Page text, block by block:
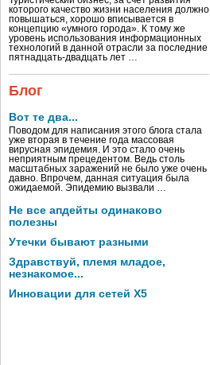
которого качество жизни населения должно
повышаться, хорошо вписывается в
концепцию «умного города». К тому же
уровень использования информационных
технологий в данной отрасли за последние
пятнадцать-двадцать лет …
Блог
Вот те два...
Поводом для написания этого блога стала
уже вторая в течение года массовая
вирусная эпидемия. И это стало очень
неприятным прецедентом. Ведь столь
масштабных заражений не было уже очень
давно. Впрочем, данная ситуация была
ожидаемой. Эпидемию вызвали …
Не все апдейты одинаково
полезны
Утечки бывают разными
Здравствуй, племя младое,
незнакомое...
Инновации для сетей X5